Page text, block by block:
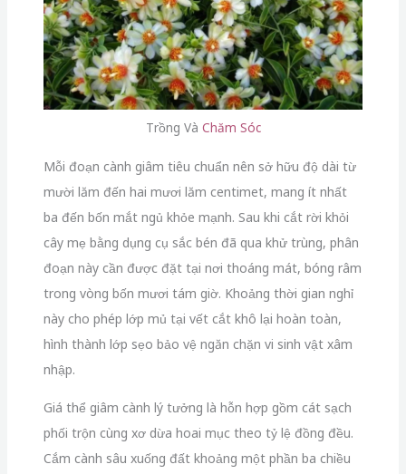
Trồng Và Chăm Sóc
Mỗi đoạn cành giâm tiêu chuẩn nên sở hữu độ dài từ
mười lăm đến hai mươi lăm centimet, mang ít nhất
ba đến bốn mắt ngủ khỏe mạnh. Sau khi cắt rời khỏi
cây mẹ bằng dụng cụ sắc bén đã qua khử trùng, phân
đoạn này cần được đặt tại nơi thoáng mát, bóng râm
trong vòng bốn mươi tám giờ. Khoảng thời gian nghỉ
này cho phép lớp mủ tại vết cắt khô lại hoàn toàn,
hình thành lớp sẹo bảo vệ ngăn chặn vi sinh vật xâm
nhập.
Giá thể giâm cành lý tưởng là hỗn hợp gồm cát sạch
phối trộn cùng xơ dừa hoai mục theo tỷ lệ đồng đều.
Cắm cành sâu xuống đất khoảng một phần ba chiều